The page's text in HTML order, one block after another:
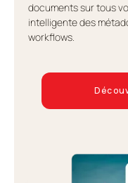
documents sur tous
intelligente des
workflows.